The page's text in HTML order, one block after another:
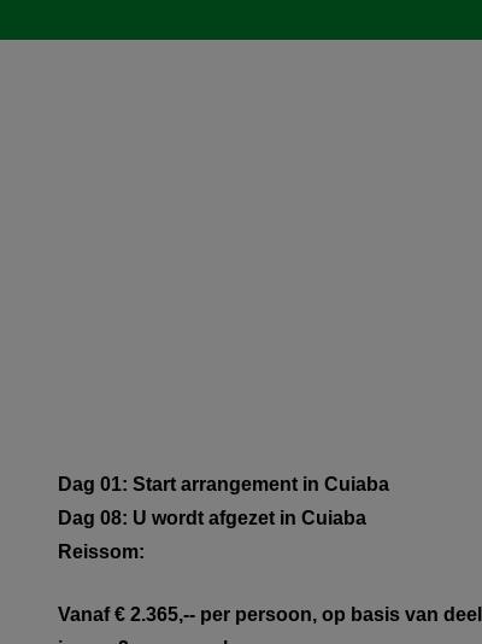
Dag 01: Start arrangement in Cuiaba
Dag 08: U wordt afgezet in Cuiaba
Reissom:
Vanaf € 2.365,-- per persoon, op basis van